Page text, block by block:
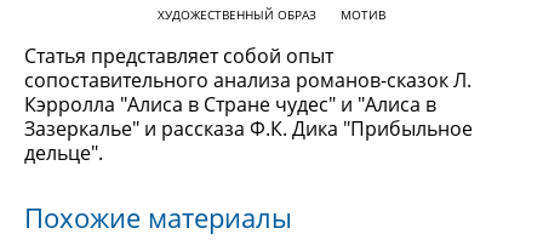
ХУДОЖЕСТВЕННЫЙ ОБРАЗ
МОТИВ
Статья представляет собой опыт
сопоставительного анализа романов-сказок Л.
Кэрролла "Алиса в Стране чудес" и "Алиса в
Зазеркалье" и рассказа Ф.К. Дика "Прибыльное
дельце".
Похожие материалы